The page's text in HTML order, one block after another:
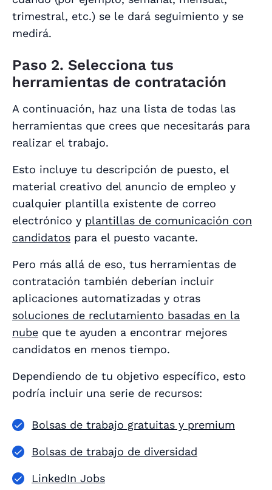
trimestral, etc.) se le dará seguimiento y se
medirá.
Paso 2. Selecciona tus
herramientas de contratación
A continuación, haz una lista de todas las
herramientas que crees que necesitarás para
realizar el trabajo.
Esto incluye tu descripción de puesto, el
material creativo del anuncio de empleo y
cualquier plantilla existente de correo
electrónico y plantillas de comunicación con
candidatos para el puesto vacante.
Pero más allá de eso, tus herramientas de
contratación también deberían incluir
aplicaciones automatizadas y otras
soluciones de reclutamiento basadas en la
nube que te ayuden a encontrar mejores
candidatos en menos tiempo.
Dependiendo de tu objetivo específico, esto
podría incluir una serie de recursos:
Bolsas de trabajo gratuitas y premium
Bolsas de trabajo de diversidad
LinkedIn Jobs